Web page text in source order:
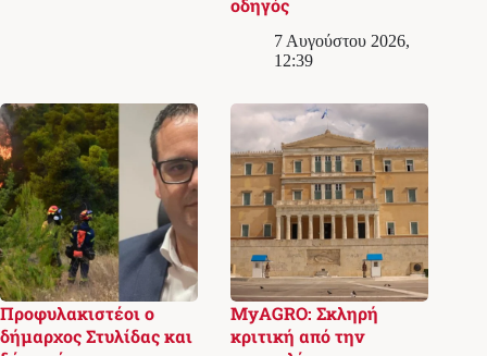
7 Αυγούστου 2026,
12:39
Προφυλακιστέοι ο
δήμαρχος Στυλίδας και
MyAGRO: Σκληρή
κριτική από την